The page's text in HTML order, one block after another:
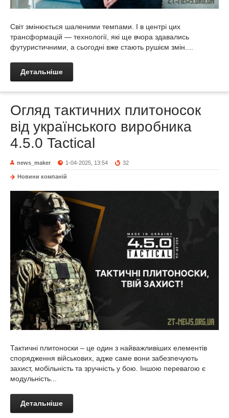
Світ змінюється шаленими темпами. І в центрі цих
трансформацій — технології, які ще вчора здавались
футуристичними, а сьогодні вже стають рушієм змін....
Детальніше
Огляд тактичних плитоносок
від українського виробника
4.5.0 Tactical
news_maker 1-04-2025, 13:54 32
Новини компаній
Тактичні плитоноски – це один з найважливіших елементів
спорядження військових, адже саме вони забезпечують
захист, мобільність та зручність у бою. Іншою перевагою є
модульність...
Детальніше